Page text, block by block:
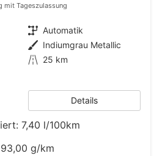
mit Tageszulassung
Getriebe Automatik
Außenfarbe Indiumgrau Metallic
Kilometerstand 25 km
Details
7,40 l/100km
g/km